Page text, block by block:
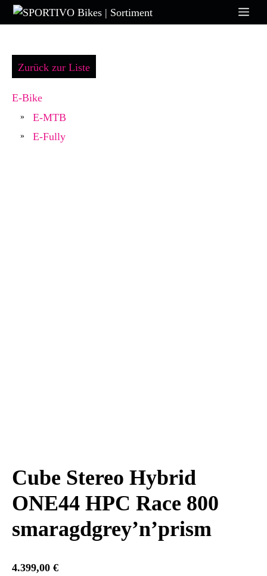
Zum
Inhalt
Zurück zur Liste
E-Bike
» E-MTB
» E-Fully
Cube Stereo Hybrid
ONE44 HPC Race 800
smaragdgrey’n’prism
4.399,00 €